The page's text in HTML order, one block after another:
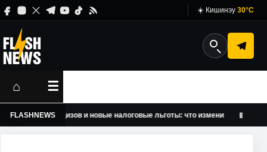
☀️ Кишинэу 30°C
⌂ ☰
FLASHNEWS
рост акцизов и новые налоговые льготы: что изменится послеⅡ